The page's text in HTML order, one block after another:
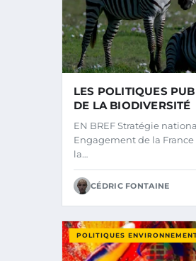
LES POLITIQUES
DE LA BIODIVERSITÉ
EN BREF Stratégie
Engagement de la
la…
CÉDRIC FONTAINE
POLITIQUES